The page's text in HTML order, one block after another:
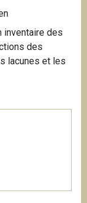
inventaire des
des
lacunes et les